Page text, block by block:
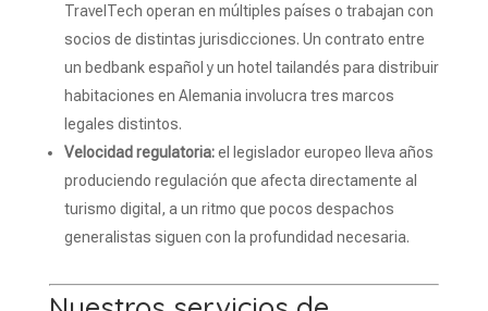
TravelTech operan en múltiples países o trabajan con
socios de distintas jurisdicciones. Un contrato entre
un bedbank español y un hotel tailandés para distribuir
habitaciones en Alemania involucra tres marcos
legales distintos.
Velocidad regulatoria:el legislador europeo lleva años
produciendo regulación que afecta directamente al
turismo digital, a un ritmo que pocos despachos
generalistas siguen con la profundidad necesaria.